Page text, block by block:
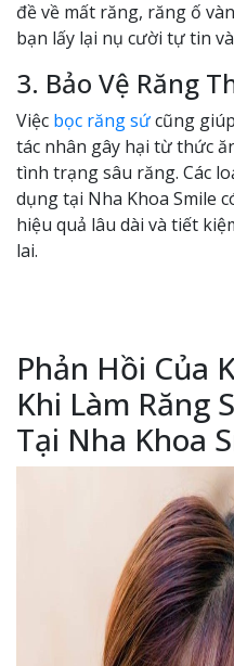
đề về mất răng, răng ố
bạn lấy lại nụ cười tự tin
3. Bảo Vệ Răng
Việc bọc răng sứcũng
tác nhân gây hại từ thức
tình trạng sâu răng. Các
dụng tại Nha Khoa Smile
hiệu quả lâu dài và tiết
lai.
Phản Hồi Của
Khi Làm Răng
Tại Nha Khoa